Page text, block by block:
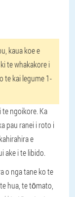
kaua koe e
te whakakore i
te kai legume 1-
te ngoikore. Ka
pau ranei i roto i
e
ake i te libido.
o nga tane ko te
hua, te tōmato,